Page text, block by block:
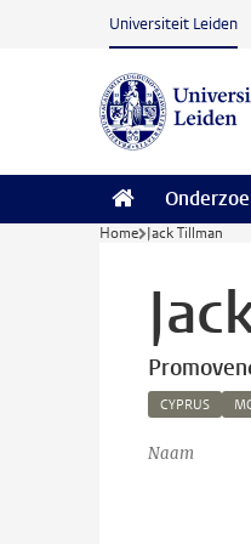
Ga naar hoofdinhoud
Universiteit Leiden
Home Jack Tillman
CYPRUS
Naam